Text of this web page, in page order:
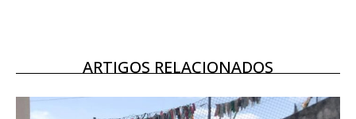
ARTIGOS RELACIONADOS